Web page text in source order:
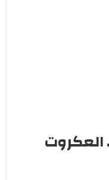
العكروت